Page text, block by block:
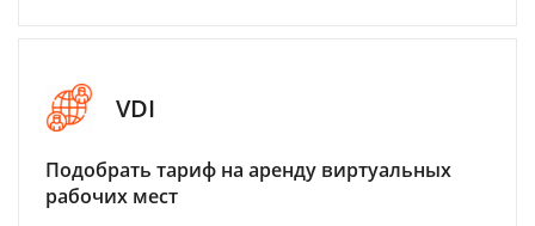
VDI
Подобрать тариф на аренду виртуальных
рабочих мест